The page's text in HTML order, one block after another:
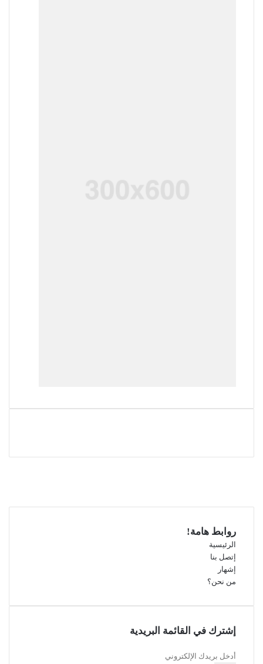
روابط هامة!
الرئيسية
إتصل بنا
إشهار
من نحن؟
إشترك في القائمة البريدية
أدخل